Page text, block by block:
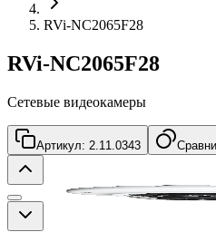
RVi-NC2065F28
RVi-NC2065F28
Сетевые видеокамеры
Артикул: 2.11.0343